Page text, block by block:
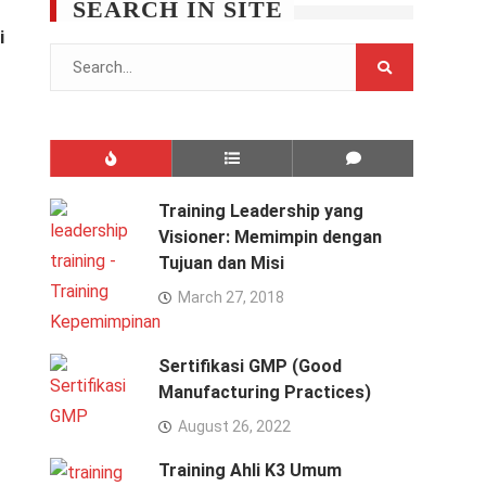
SEARCH IN SITE
Search
Training Leadership yang
Visioner: Memimpin dengan
Tujuan dan Misi
March 27, 2018
Sertifikasi GMP (Good
Manufacturing Practices)
August 26, 2022
Training Ahli K3 Umum